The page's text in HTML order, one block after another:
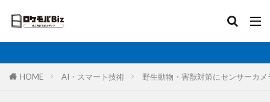
HOME AI・スマート技術 野生動物・害獣対策にセンサーカ
比較 固定IP IoT 無制限 ロケットモバイル